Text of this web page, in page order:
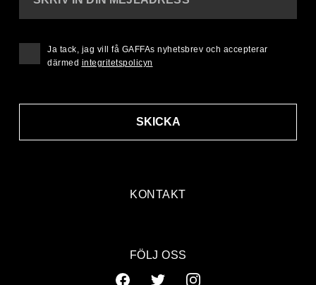
KONTAKT
SKICKA
Ja tack, jag vill få GAFFAs nyhetsbrev och accepterar
därmed integritetspolicyn
FÖLJ OSS